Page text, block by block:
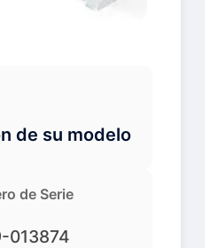
de su modelo
de Serie
013874